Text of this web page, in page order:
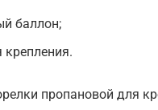
баллон;
пропановой для